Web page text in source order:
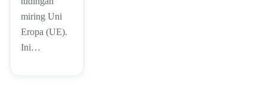
miring Uni
Eropa (UE).
Ini…